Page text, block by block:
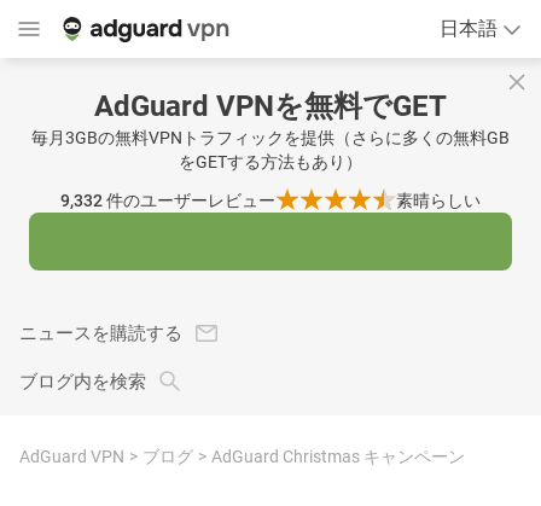
日本語
AdGuard VPNを無料でGET
毎月3GBの無料VPNトラフィックを提供（さらに多くの無料GB
をGETする方法もあり）
9,332件のユーザーレビュー 素晴らしい
ニュースを購読する
ブログ内を検索
AdGuard VPN ブログ AdGuard Christmas キャンペーン